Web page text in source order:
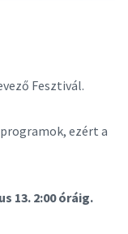
Fesztivál.
ezért a
13. 2:00 óráig.